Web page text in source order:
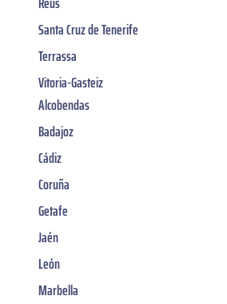
Santa Cruz de Tenerife
Terrassa
Vitoria-Gasteiz
Alcobendas
Badajoz
Cádiz
Coruña
Getafe
Jaén
León
Marbella